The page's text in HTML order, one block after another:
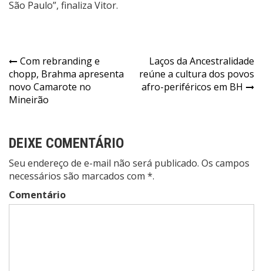
São Paulo”, finaliza Vitor.
Navegação
de
Post
Com rebranding e
chopp, Brahma apresenta
novo Camarote no
Mineirão
Laços da Ancestralidade
reúne a cultura dos povos
afro-periféricos em BH
DEIXE COMENTÁRIO
Seu endereço de e-mail não será publicado. Os campos
necessários são marcados com *.
Comentário